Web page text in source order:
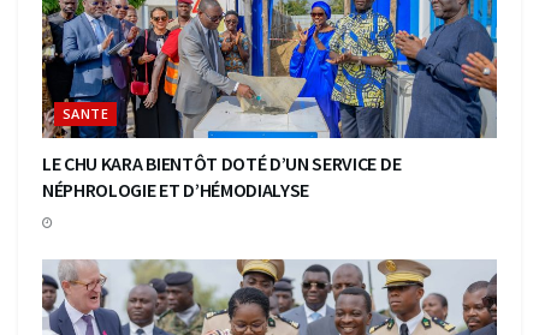
SANTE
LE CHU KARA BIENTÔT DOTÉ D’UN SERVICE DE
NÉPHROLOGIE ET D’HÉMODIALYSE